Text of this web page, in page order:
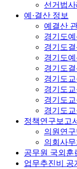
선거법사
예·결산 정보
예결산
경기도
경기도
경기도예
경기도결
경기도
경기도
경기도
경기도
정책연구보고
의원연구
의회사무
공무원 국외훈
업무추진비 공